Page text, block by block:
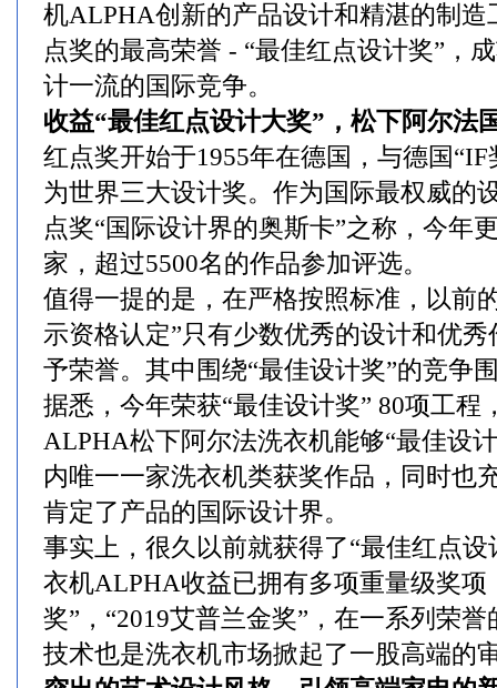
机ALPHA创新的产品设计和精湛的制造
点奖的最高荣誉 - “最佳红点设计奖”，
计一流的国际竞争。
收益“最佳红点设计大奖”，松下阿尔法
红点奖开始于1955年在德国，与德国
为世界三大设计奖。作为国际最权威的
点奖“国际设计界的奥斯卡”之称，今年
家，超过5500名的作品参加评选。
值得一提的是，在严格按照标准，以前
示资格认定”只有少数优秀的设计和优
予荣誉。其中围绕“最佳设计奖”的竞争
据悉，今年荣获“最佳设计奖” 80项工程
ALPHA松下阿尔法洗衣机能够“最佳设
内唯一一家洗衣机类获奖作品，同时也
肯定了产品的国际设计界。
事实上，很久以前就获得了“最佳红点
衣机ALPHA收益已拥有多项重量级奖项
奖”，“2019艾普兰金奖”，在一系列荣
技术也是洗衣机市场掀起了一股高端的